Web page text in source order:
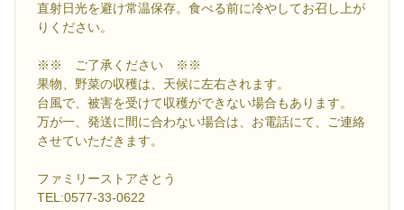
直射日光を避け常温保存。食べる前に冷やしてお召し上が
りください。
※※ ご了承ください ※※
果物、野菜の収穫は、天候に左右されます。
台風で、被害を受けて収穫ができない場合もあります。
万が一、発送に間に合わない場合は、お電話にて、ご連絡
させていただきます。
ファミリーストアさとう
TEL:0577-33-0622